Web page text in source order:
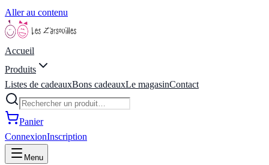
Aller au contenu
Accueil
Produits
Listes de cadeauxBons cadeauxLe magasinContact
Panier
ConnexionInscription
Menu